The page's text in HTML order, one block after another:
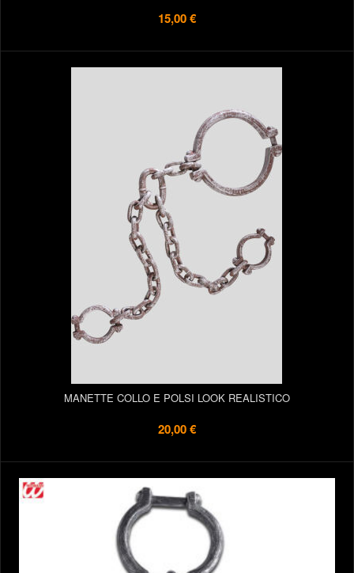
15,00 €
MANETTE COLLO E POLSI LOOK REALISTICO
20,00 €